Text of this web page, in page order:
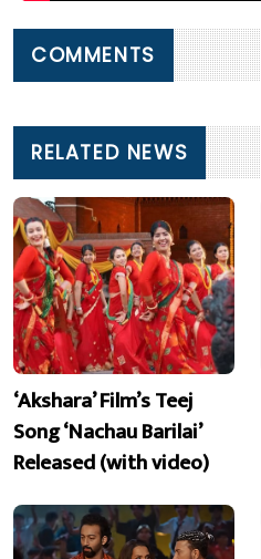
COMMENTS
RELATED NEWS
‘Akshara’ Film’s Teej
Song ‘Nachau Barilai’
Released (with video)